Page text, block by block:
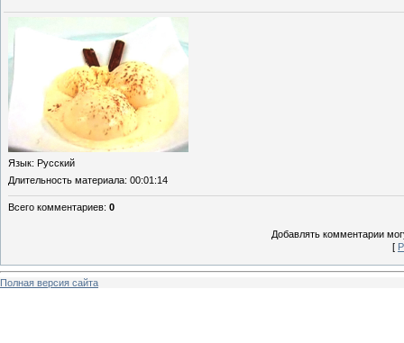
Язык: Русский
Длительность материала: 00:01:14
Всего комментариев: 0
Добавлять комментарии
[
Полная версия сайта